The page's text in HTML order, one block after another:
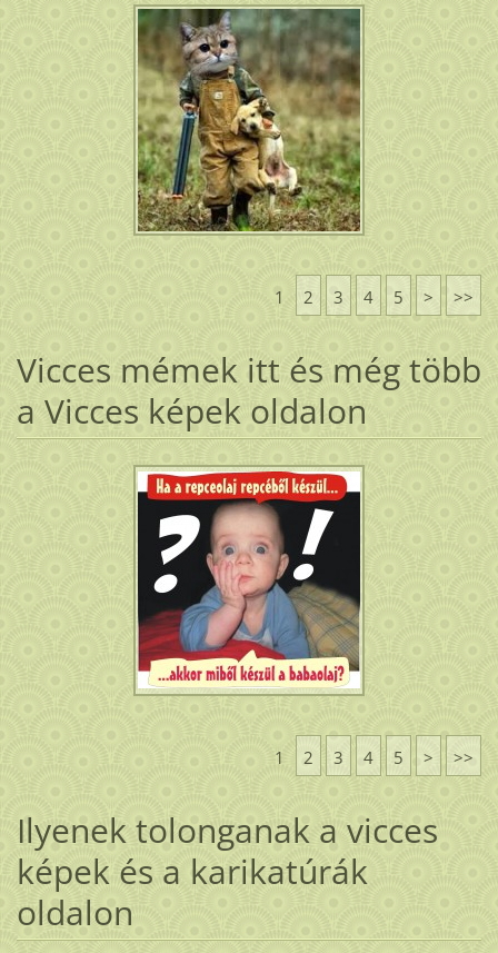
1 2 3 4 5 > >>
Vicces mémek itt és még több
a Vicces képek oldalon
1 2 3 4 5 > >>
Ilyenek tolonganak a vicces
képek és a karikatúrák
oldalon